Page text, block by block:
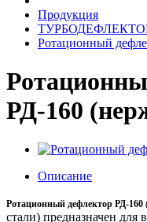
Продукция
Ротационный
РД-160
Описание
Ротационный дефлектор РД-160
стали) предназначен для